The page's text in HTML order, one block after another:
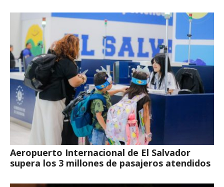
Aeropuerto Internacional de El Salvador
supera los 3 millones de pasajeros atendidos